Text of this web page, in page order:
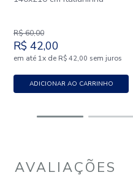
R$60,00
R$ 42,00
em até 1x de R$ 42,00 sem juros
ADICIONAR AO CARRINHO
AVALIAÇÕES